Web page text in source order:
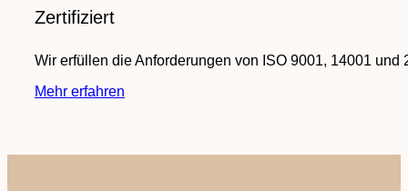
Zertifiziert
Wir erfüllen die Anforderungen von ISO 9001, 14001
Mehr erfahren